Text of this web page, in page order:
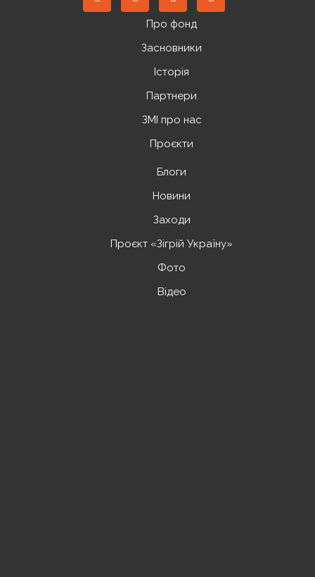
Про фонд
Засновники
Історія
Партнери
ЗМІ про нас
Проєкти
Блоги
Новини
Заходи
Проєкт «Зігрій Україну»
Фото
Відео